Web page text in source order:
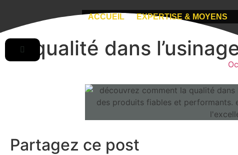
ACCUEIL EXPERTISE & MOYENS
La qualité dans
Partagez ce post